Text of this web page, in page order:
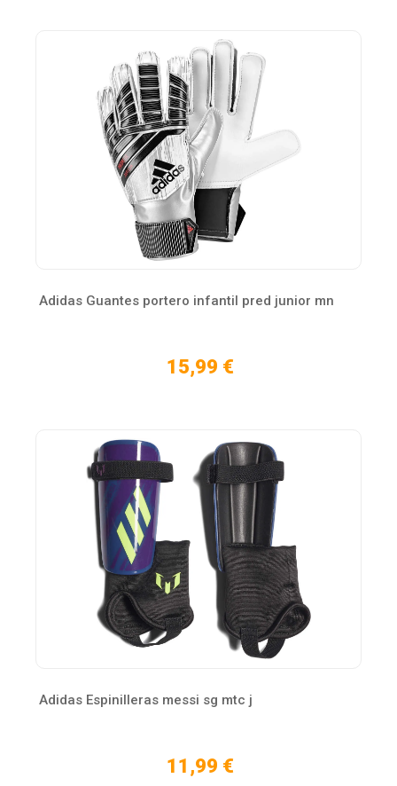
Adidas Guantes portero infantil pred junior mn
15,99 €
Adidas Espinilleras messi sg mtc j
11,99 €